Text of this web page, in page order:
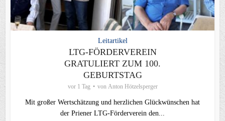
Leitartikel
LTG-FÖRDERVEREIN
GRATULIERT ZUM 100.
GEBURTSTAG
vor 1 Tag von Anton Hötzelsperger
Mit großer Wertschätzung und herzlichen Glückwünschen hat
der Priener LTG‑Förderverein den...